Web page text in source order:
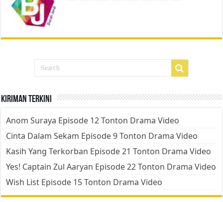
Kiriman Terkini
Anom Suraya Episode 12 Tonton Drama Video
Cinta Dalam Sekam Episode 9 Tonton Drama Video
Kasih Yang Terkorban Episode 21 Tonton Drama Video
Yes! Captain Zul Aaryan Episode 22 Tonton Drama Video
Wish List Episode 15 Tonton Drama Video